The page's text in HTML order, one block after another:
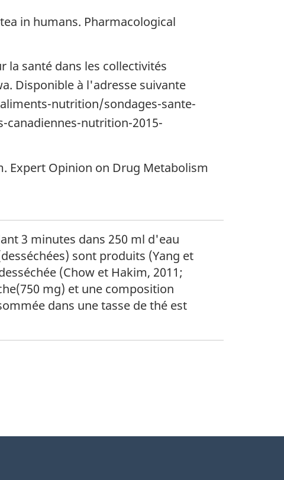
in humans. Pharmacological
la santé dans les collectivités
Disponible à l'adresse suivante
nutrition/sondages-sante-
nutrition-2015-
Expert Opinion on Drug Metabolism
3 minutes dans 250 ml d'eau
sont produits (Yang et
(Chow et Hakim, 2011;
mg) et une composition
dans une tasse de thé est